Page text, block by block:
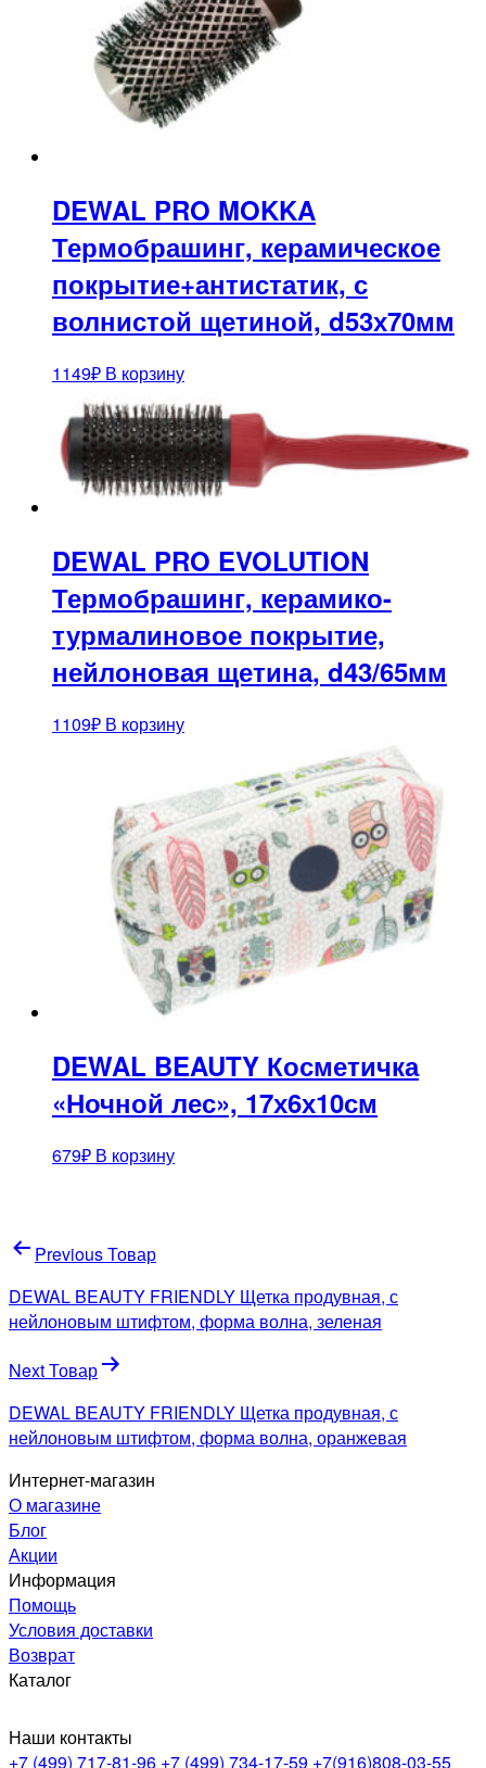
DEWAL PRO MOKKA
Термобрашинг, керамическое
покрытие+антистатик, с
волнистой щетиной, d53х70мм
1149₽ В корзину
DEWAL PRO EVOLUTION
Термобрашинг, керамико-
турмалиновое покрытие,
нейлоновая щетина, d43/65мм
1109₽ В корзину
DEWAL BEAUTY Косметичка
«Ночной лес», 17х6х10см
679₽ В корзину
Навигация
по
записям
Previous Товар
DEWAL BEAUTY FRIENDLY Щетка продувная, с
нейлоновым штифтом, форма волна, зеленая
Next Товар
DEWAL BEAUTY FRIENDLY Щетка продувная, с
нейлоновым штифтом, форма волна, оранжевая
Интернет-магазин
О магазине
Блог
Акции
Информация
Помощь
Условия доставки
Возврат
Каталог
Наши контакты
+7 (499) 717-81-96 +7 (499) 734-17-59 +7(916)808-03-55